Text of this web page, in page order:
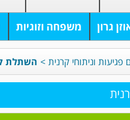
גרון משפחה וזוגיות
פגיעות וניתוחי קרנית > השתלת